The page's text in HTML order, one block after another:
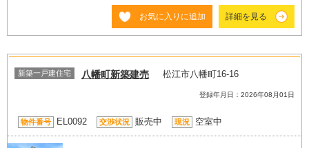
お気に入りに追加 詳細を見る
新築一戸建住宅 八幡町新築建売 松江市八幡町16-16
登録年月日：2026年08月01日
物件番号 EL0092 交渉状況 販売中 現況 空室中